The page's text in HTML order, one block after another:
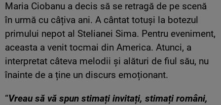
Maria Ciobanu a decis să se retragă de pe scenă
în urmă cu câțiva ani. A cântat totuși la botezul
primului nepot al Stelianei Sima. Pentru eveniment,
aceasta a venit tocmai din America. Atunci, a
interpretat câteva melodii și alături de fiul său, nu
înainte de a ține un discurs emoționant.
“Vreau să vă spun stimați invitați, stimați români,